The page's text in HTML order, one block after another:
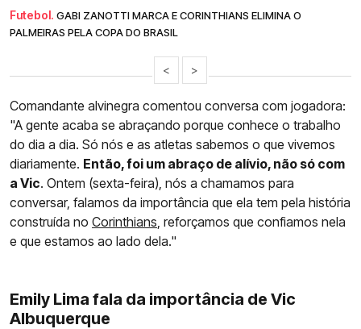
Futebol. GABI ZANOTTI MARCA E CORINTHIANS ELIMINA O
PALMEIRAS PELA COPA DO BRASIL
< >
Comandante alvinegra comentou conversa com jogadora:
"A gente acaba se abraçando porque conhece o trabalho
do dia a dia. Só nós e as atletas sabemos o que vivemos
diariamente. Então, foi um abraço de alívio, não só com
a Vic. Ontem (sexta-feira), nós a chamamos para
conversar, falamos da importância que ela tem pela história
construída no Corinthians , reforçamos que confiamos nela
e que estamos ao lado dela."
Emily Lima fala da importância de Vic
Albuquerque